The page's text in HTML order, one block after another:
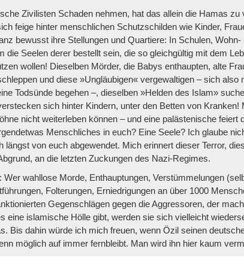
Zivilisten Schaden nehmen, hat das allein die Hamas zu
feige hinter menschlichen Schutzschilden wie Kinder,
bewusst ihre Stellungen und Quartiere: In Schulen,
die Seelen derer bestellt sein, die so gleichgültig mit dem
wollen! Dieselben Mörder, die Babys enthaupten, alte
und diese »Ungläubigen« vergewaltigen – sich also
Todsünde begehen –, dieselben »Helden des Islam»
sich hinter Kindern, unter den Betten von Kranken!
nicht weiterleben können – und eine palästenische feiert
Menschliches in euch? Eine Seele? Ich glaube
längst von euch abgewendet. Mich erinnert dieser Terror,
an die letzten Zuckungen des Nazi-Regimes.
wahllose Morde, Enthauptungen, Verstümmelungen
Folterungen, Erniedrigungen an über 1000
Gegenschlägen gegen die Aggressoren, der
eine islamische Hölle gibt, werden sie sich vielleicht
Bis dahin würde ich mich freuen, wenn Özil seinen
möglich auf immer fernbleibt. Man wird ihn hier kaum